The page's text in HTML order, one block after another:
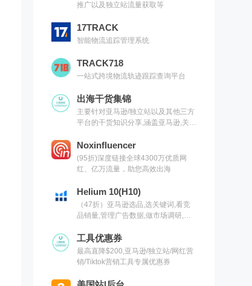
推广以及独立站流量获取等
17TRACK
智能物流追踪管理系统
TRACK718
一站式跨境物流轨迹跟踪查询平台
出海干货集锦
主要针对亚马逊/独立站以及其他三方
平台的干货知识分享,涵盖亚马逊,关键
具以及出海干货集锦,欢迎关注
Noxinfluencer
(95折)深度链接全球4300万优质网
红、亿万流量，助您高效出海
Helium 10(H10)
（47折）亚马逊选品,选关键词,看竞
品销量,管理广告数据,做市场调研,有
工具优惠券
最高直降$200,亚马逊/独立站/网红营
销/Tiktok营销工具专属优惠券